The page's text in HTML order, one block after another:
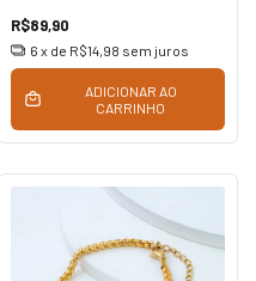
R$89,90
6 x de R$14,98 sem juros
ADICIONAR AO
CARRINHO